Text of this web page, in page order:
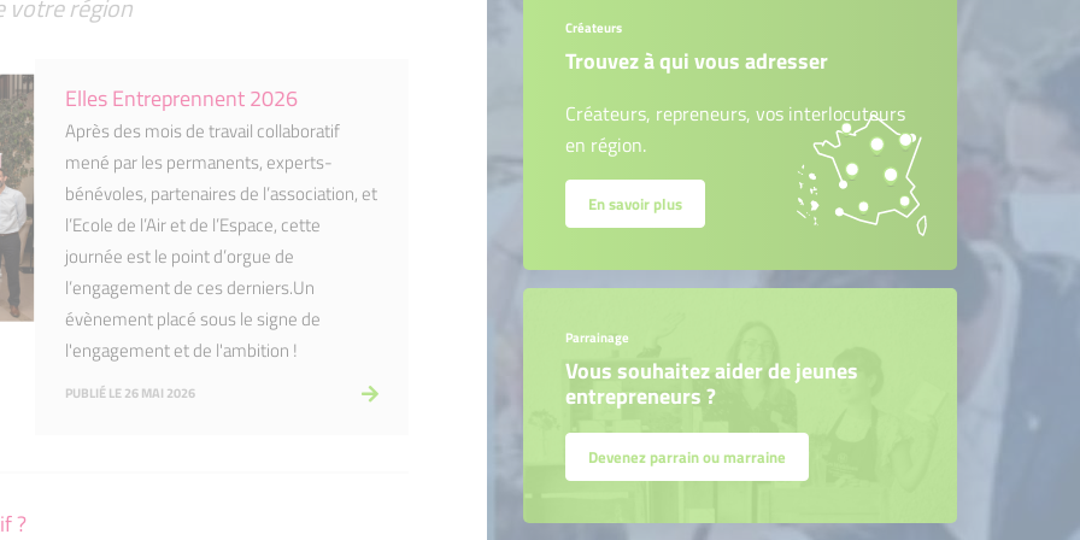
Dispositif ARDAN TREMPLIN
Dispositif Graine de Boss
Mon projet de boutique
votre région
Elles Entreprennent 2026
Après des mois de travail collaboratif
mené par les permanents, experts-
bénévoles, partenaires de l’association, et
l’Ecole de l’Air et de l’Espace, cette
journée est le point d’orgue de
l’engagement de ces derniers.Un
évènement placé sous le signe de
l'engagement et de l'ambition !
PUBLIÉ LE 26 MAI 2026
?
Créateurs
Trouvez à qui vous adresser
Créateurs, repreneurs, vos interlocuteurs
en région.
En savoir plus
Parrainage
Vous souhaitez aider de jeunes
entrepreneurs ?
Devenez parrain ou marraine